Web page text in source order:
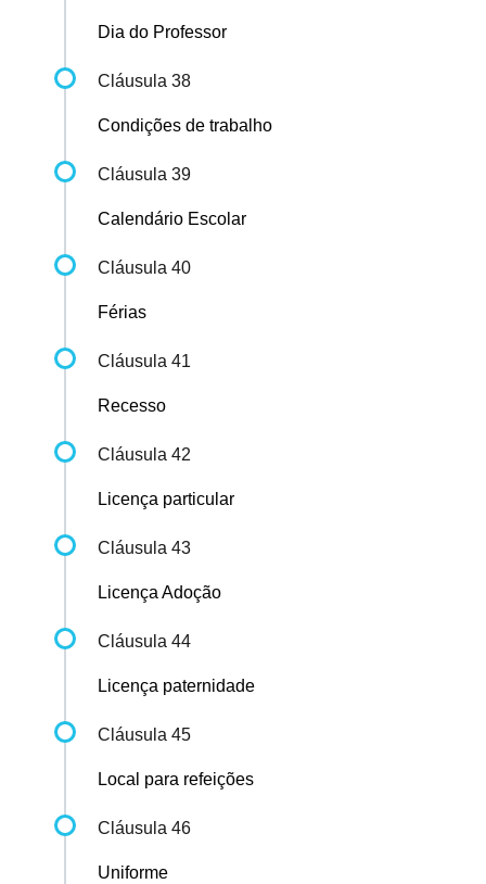
Dia do Professor
Cláusula 38
Condições de trabalho
Cláusula 39
Calendário Escolar
Cláusula 40
Férias
Cláusula 41
Recesso
Cláusula 42
Licença particular
Cláusula 43
Licença Adoção
Cláusula 44
Licença paternidade
Cláusula 45
Local para refeições
Cláusula 46
Uniforme